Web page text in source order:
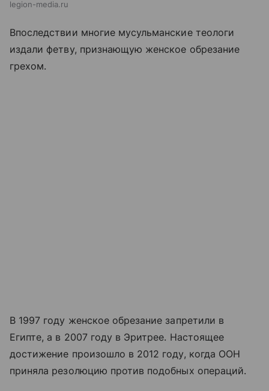
legion-media.ru
Впоследствии многие мусульманские теологи
издали фетву, признающую женское обрезание
грехом.
В 1997 году женское обрезание запретили в
Египте, а в 2007 году в Эритрее. Настоящее
достижение произошло в 2012 году, когда ООН
приняла резолюцию против подобных операций.